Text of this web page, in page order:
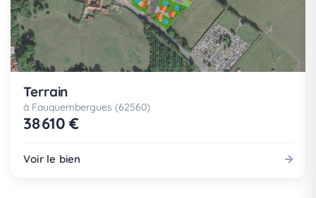
Terrain
à Fauquembergues (62560)
38 610 €
Voir le bien